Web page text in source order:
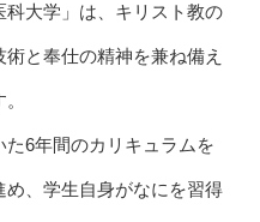
科大学」は、キリスト教の
と奉仕の精神を兼ね備え
6年間のカリキュラムを
、学生自身がなにを習得